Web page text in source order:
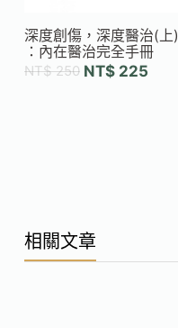
深度創傷，深度醫治(上)
：內在醫治完全手冊
NT$250 NT$225
相關文章